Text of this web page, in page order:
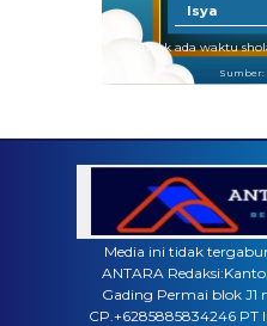
Isya
Tidak ada waktu
Sumber:
Media ini tidak
ANTARA
Gading Permai blok J1
CP.+6285885834246 PT